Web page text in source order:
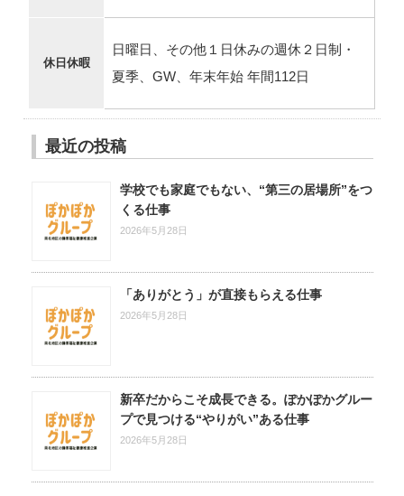
休日休暇
日曜日、その他１日休みの週休２日制・
夏季、GW、年末年始 年間112日
最近の投稿
学校でも家庭でもない、“第三の居場所”をつ
くる仕事
2026年5月28日
「ありがとう」が直接もらえる仕事
2026年5月28日
新卒だからこそ成長できる。ぽかぽかグルー
プで見つける“やりがい”ある仕事
2026年5月28日